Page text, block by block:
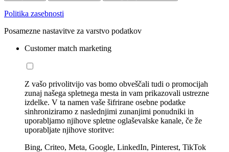
Politika zasebnosti
Posamezne nastavitve za varstvo podatkov
Customer match marketing
Z vašo privolitvijo vas bomo obveščali tudi o promocijah
zunaj našega spletnega mesta in vam prikazovali ustrezne
izdelke. V ta namen vaše šifrirane osebne podatke
sinhroniziramo z naslednjimi zunanjimi ponudniki in
uporabljamo njihove spletne oglaševalske kanale, če že
uporabljate njihove storitve:
Bing, Criteo, Meta, Google, LinkedIn, Pinterest, TikTok